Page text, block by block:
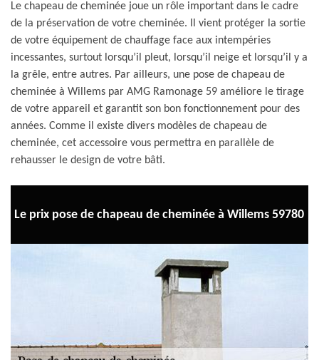
Le chapeau de cheminée joue un rôle important dans le cadre
de la préservation de votre cheminée. Il vient protéger la sortie
de votre équipement de chauffage face aux intempéries
incessantes, surtout lorsqu’il pleut, lorsqu’il neige et lorsqu’il y a
la grêle, entre autres. Par ailleurs, une pose de chapeau de
cheminée à Willems par AMG Ramonage 59 améliore le tirage
de votre appareil et garantit son bon fonctionnement pour des
années. Comme il existe divers modèles de chapeau de
cheminée, cet accessoire vous permettra en parallèle de
rehausser le design de votre bâti.
Le prix pose de chapeau de cheminée à Willems 59780